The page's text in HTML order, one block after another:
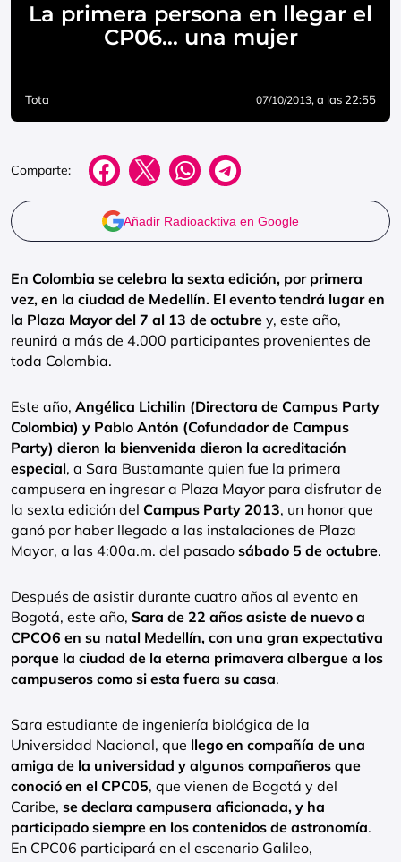
La primera persona en llegar el
CP06… una mujer
Tota 07/10/2013, a las 22:55
Comparte:
Añadir Radioacktiva en Google
En Colombia se celebra la sexta edición, por primera
vez, en la ciudad de Medellín. El evento tendrá lugar en
la Plaza Mayor del 7 al 13 de octubre y, este año,
reunirá a más de 4.000 participantes provenientes de
toda Colombia.
Este año, Angélica Lichilin (Directora de Campus Party
Colombia) y Pablo Antón (Cofundador de Campus
Party) dieron la bienvenida dieron la acreditación
especial, a Sara Bustamante quien fue la primera
campusera en ingresar a Plaza Mayor para disfrutar de
la sexta edición del Campus Party 2013, un honor que
ganó por haber llegado a las instalaciones de Plaza
Mayor, a las 4:00a.m. del pasado sábado 5 de octubre.
Después de asistir durante cuatro años al evento en
Bogotá, este año, Sara de 22 años asiste de nuevo a
CPCO6 en su natal Medellín, con una gran expectativa
porque la ciudad de la eterna primavera albergue a los
campuseros como si esta fuera su casa.
Sara estudiante de ingeniería biológica de la
Universidad Nacional, que llego en compañía de una
amiga de la universidad y algunos compañeros que
conoció en el CPC05, que vienen de Bogotá y del
Caribe, se declara campusera aficionada, y ha
participado siempre en los contenidos de astronomía.
En CPC06 participará en el escenario Galileo,